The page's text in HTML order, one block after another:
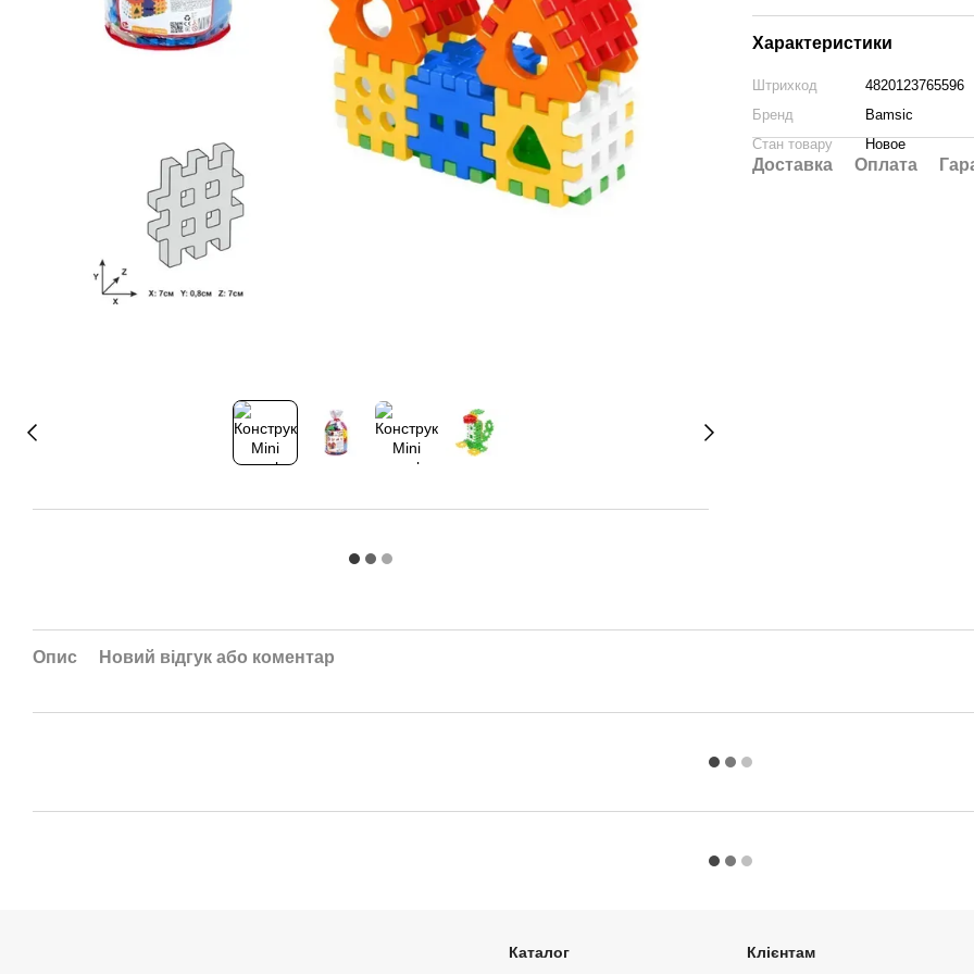
Характеристики
Штрихкод
4820123765596
Бренд
Bamsic
Стан товару
Новое
Доставка Оплата
Опис Новий відгук або коментар
Каталог Клієнтам